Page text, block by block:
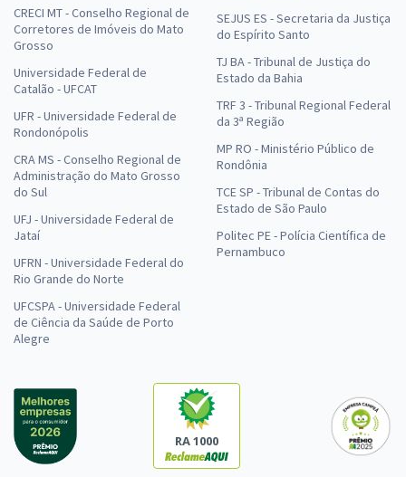
CRECI MT - Conselho Regional de
Corretores de Imóveis do Mato
Grosso
Universidade Federal de
Catalão - UFCAT
UFR - Universidade Federal de
Rondonópolis
CRA MS - Conselho Regional de
Administração do Mato Grosso
do Sul
UFJ - Universidade Federal de
Jataí
UFRN - Universidade Federal do
Rio Grande do Norte
UFCSPA - Universidade Federal
de Ciência da Saúde de Porto
Alegre
SEJUS ES - Secretaria da Justiça
do Espírito Santo
TJ BA - Tribunal de Justiça do
Estado da Bahia
TRF 3 - Tribunal Regional Federal
da 3ª Região
MP RO - Ministério Público de
Rondônia
TCE SP - Tribunal de Contas do
Estado de São Paulo
Politec PE - Polícia Científica de
Pernambuco
RA 1000